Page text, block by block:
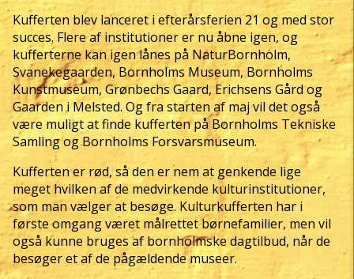
Kufferten blev lanceret i efterårsferien 21 og med stor
succes. Flere af institutioner er nu åbne igen, og
kufferterne kan igen lånes på NaturBornholm,
Svanekegaarden, Bornholms Museum, Bornholms
Kunstmuseum, Grønbechs Gaard, Erichsens Gård og
Gaarden i Melsted. Og fra starten af maj vil det også
være muligt at finde kufferten på Bornholms Tekniske
Samling og Bornholms Forsvarsmuseum.
Kufferten er rød, så den er nem at genkende lige
meget hvilken af de medvirkende kulturinstitutioner,
som man vælger at besøge. Kulturkufferten har i
første omgang været målrettet børnefamilier, men vil
også kunne bruges af bornholmske dagtilbud, når de
besøger et af de pågældende museer.